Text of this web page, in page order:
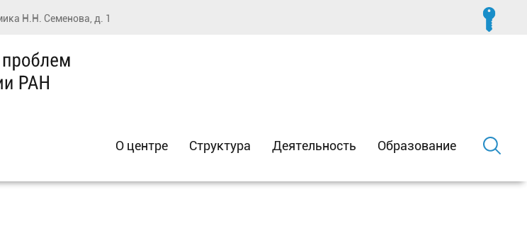
Н.Н. Семенова, д. 1
О центре Структура Деятельность Образование